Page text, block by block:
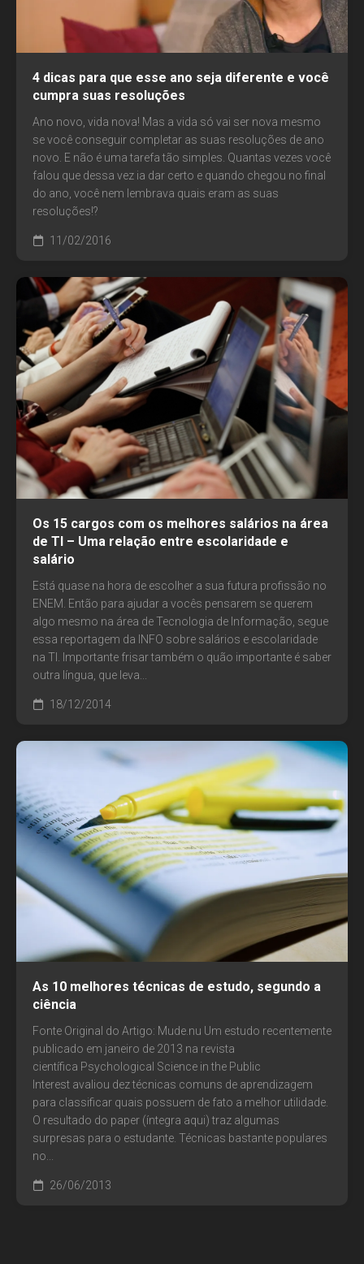
4 dicas para que esse ano seja diferente e você
cumpra suas resoluções
Ano novo, vida nova! Mas a vida só vai ser nova mesmo
se você conseguir completar as suas resoluções de ano
novo. E não é uma tarefa tão simples. Quantas vezes você
falou que dessa vez ia dar certo e quando chegou no final
do ano, você nem lembrava quais eram as suas
resoluções!?
11/02/2016
Os 15 cargos com os melhores salários na área
de TI – Uma relação entre escolaridade e
salário
Está quase na hora de escolher a sua futura profissão no
ENEM. Então para ajudar a vocês pensarem se querem
algo mesmo na área de Tecnologia de Informação, segue
essa reportagem da INFO sobre salários e escolaridade
na TI. Importante frisar também o quão importante é saber
outra língua, que leva...
18/12/2014
As 10 melhores técnicas de estudo, segundo a
ciência
Fonte Original do Artigo: Mude.nu Um estudo recentemente
publicado em janeiro de 2013 na revista
científica Psychological Science in the Public
Interest avaliou dez técnicas comuns de aprendizagem
para classificar quais possuem de fato a melhor utilidade.
O resultado do paper (íntegra aqui) traz algumas
surpresas para o estudante. Técnicas bastante populares
no...
26/06/2013